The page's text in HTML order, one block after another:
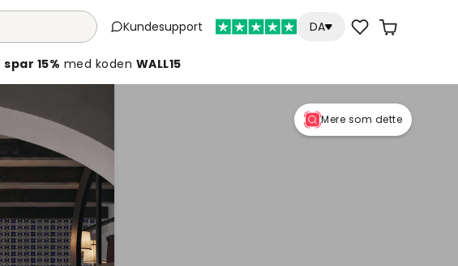
Kundesupport DA
spar 15% med koden WALL15
Mere som dette